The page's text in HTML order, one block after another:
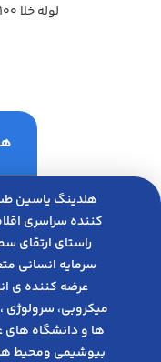
لوله خلا 100*13 6ML EDTA K2 CBC آوا
هلدینگ یاسین
کننده سراسری
راﺳﺘﺎی ارﺗﻘﺎی
ﺳﺮﻣﺎﯾﻪ انسانی
عرضه کننده ی
میکروبی، ﺳﺮوﻟﻮژی
ها و دانشگاه های
بیوشیمی ومحیط